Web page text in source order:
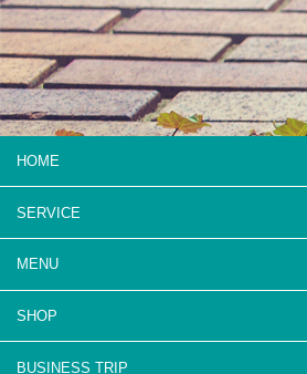
HOME
SERVICE
MENU
SHOP
BUSINESS TRIP